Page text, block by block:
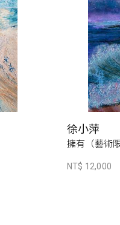
徐小萍
擁有（藝術
NT$ 12,000